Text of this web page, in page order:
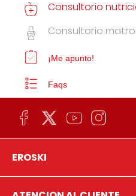
Consultorio
Consultorio
¡Me apunto!
Faqs
EROSKI